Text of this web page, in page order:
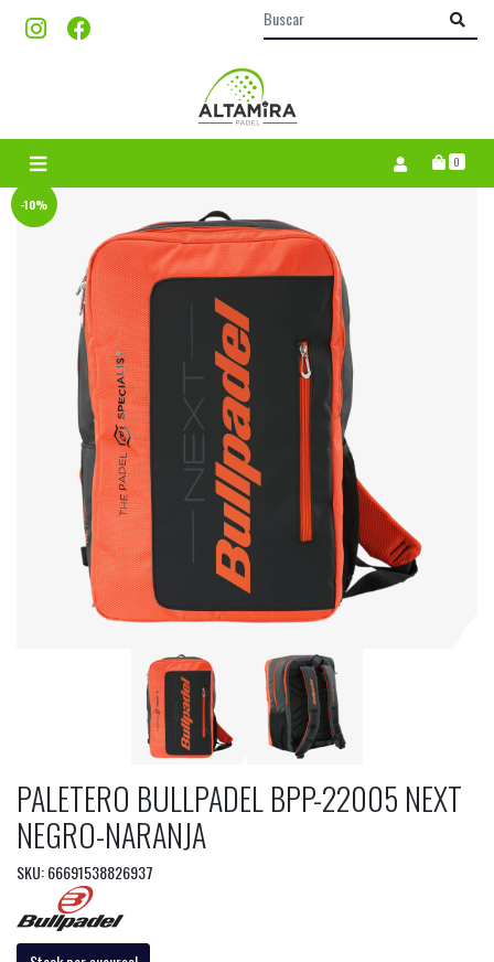
0
-10%
PALETERO BULLPADEL BPP-22005 NEXT
NEGRO-NARANJA
SKU: 66691538826937